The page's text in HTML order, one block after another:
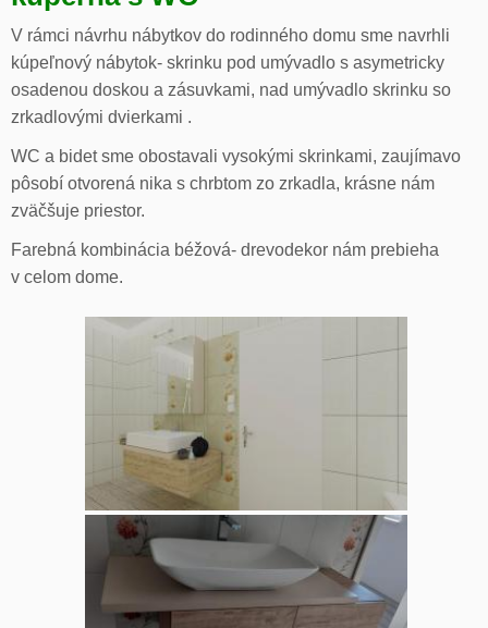
V rámci návrhu nábytkov do rodinného domu sme navrhli
kúpeľnový nábytok- skrinku pod umývadlo s asymetricky
osadenou doskou a zásuvkami, nad umývadlo skrinku so
zrkadlovými dvierkami .
WC a bidet sme obostavali vysokými skrinkami, zaujímavo
pôsobí otvorená nika s chrbtom zo zrkadla, krásne nám
zväčšuje priestor.
Farebná kombinácia béžová- drevodekor nám prebieha
v celom dome.